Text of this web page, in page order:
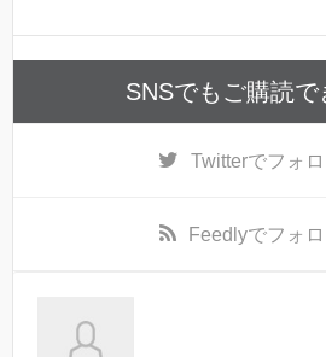
SNSでもご購読で
Twitterでフォ
Feedlyでフォ